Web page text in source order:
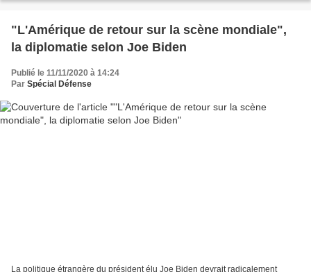
"L'Amérique de retour sur la scène mondiale",
la diplomatie selon Joe Biden
Publié le 11/11/2020 à 14:24
Par Spécial Défense
La politique étrangère du président élu Joe Biden devrait radicalement